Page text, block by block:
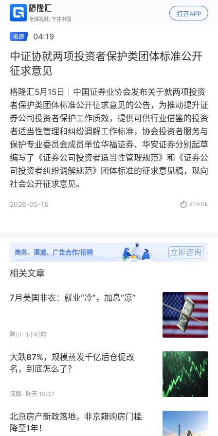
全球视野, 下注中国
打开APP
04:19
中证协就两项投资者保护类团体标准公开
征求意见
格隆汇5月15日｜中国证券业协会发布关于就两项投资
者保护类团体标准公开征求意见的公告，为推动提升证
券公司投资者保护工作质效，提供可供行业借鉴的投资
者适当性管理和纠纷调解工作标准，协会投资者服务与
保护专业委员会成员单位华福证券、华安证券分别起草
编写了《证券公司投资者适当性管理规范》和《证券公
司投资者纠纷调解规范》团体标准的征求意见稿，现向
社会公开征求意见。
2026-05-15  419.0k
商务、渠道、广告合作/招聘 立即咨询
相关文章
7月美国非农：就业“冷”，加息“凉”
陶川 · 1小时前
大跌87%，规模蒸发千亿后仓促改
名，到底怎么了？
深鹏 · 昨天 10:37
北京房产新政落地，非京籍购房门槛
降至1年！